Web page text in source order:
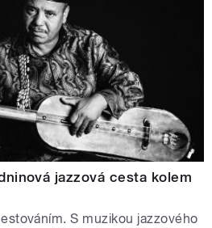
jazzová cesta kolem
S muzikou jazzového